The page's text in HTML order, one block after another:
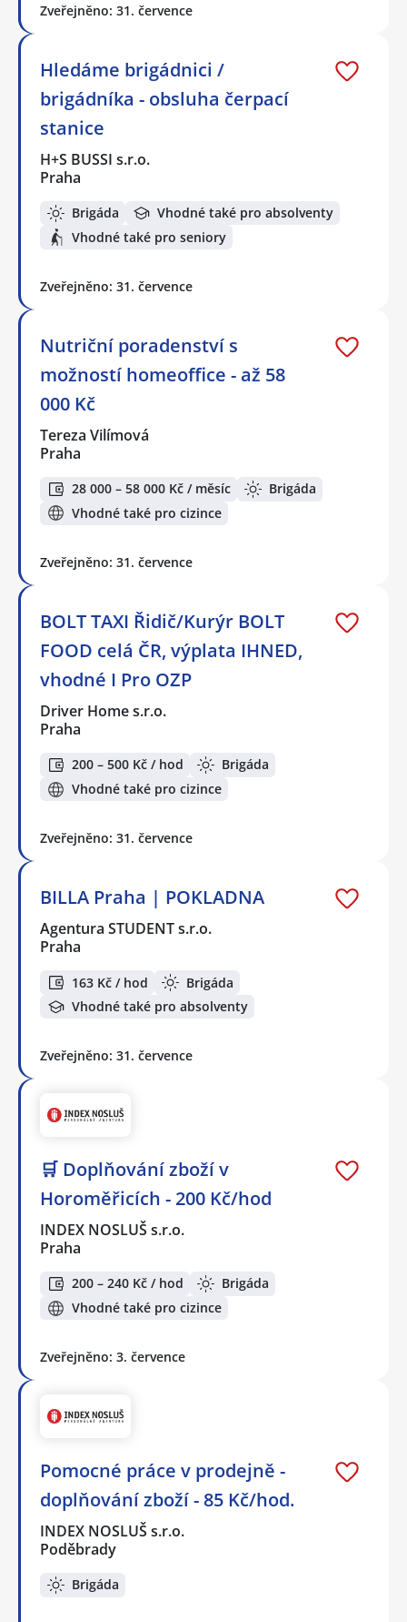
Zveřejněno: 31. července
Hledáme brigádnici /
brigádníka - obsluha čerpací
stanice
H+S BUSSI s.r.o.
Praha
Brigáda
Vhodné také pro absolventy
Vhodné také pro seniory
Zveřejněno: 31. července
Nutriční poradenství s
možností homeoffice - až 58
000 Kč
Tereza Vilímová
Praha
28 000 – 58 000 Kč / měsíc
Brigáda
Vhodné také pro cizince
Zveřejněno: 31. července
BOLT TAXI Řidič/Kurýr BOLT
FOOD celá ČR, výplata IHNED,
vhodné I Pro OZP
Driver Home s.r.o.
Praha
200 – 500 Kč / hod
Brigáda
Vhodné také pro cizince
Zveřejněno: 31. července
BILLA Praha | POKLADNA
Agentura STUDENT s.r.o.
Praha
163 Kč / hod
Brigáda
Vhodné také pro absolventy
Zveřejněno: 31. července
🛒 Doplňování zboží v
Horoměřicích - 200 Kč/hod
INDEX NOSLUŠ s.r.o.
Praha
200 – 240 Kč / hod
Brigáda
Vhodné také pro cizince
Zveřejněno: 3. července
Pomocné práce v prodejně -
doplňování zboží - 85 Kč/hod.
INDEX NOSLUŠ s.r.o.
Poděbrady
Brigáda